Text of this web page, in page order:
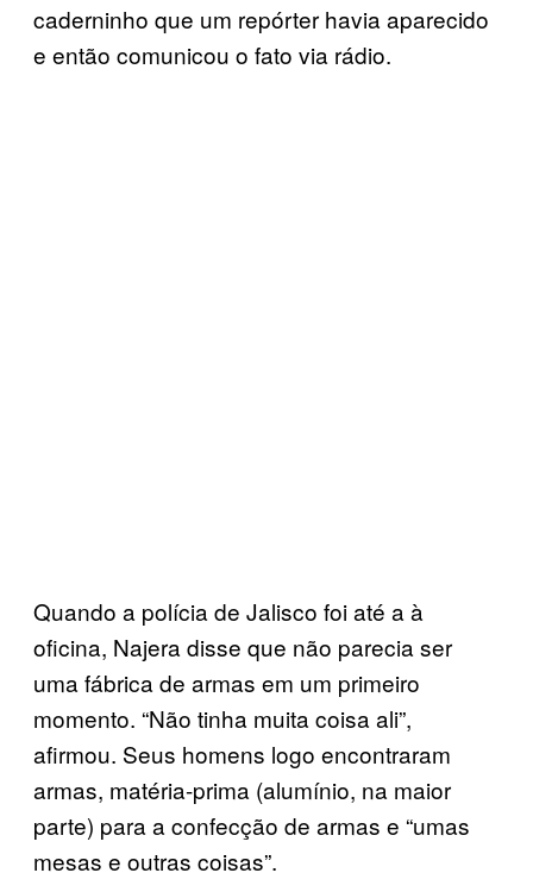
caderninho que um repórter havia aparecido
e então comunicou o fato via rádio.
Quando a polícia de Jalisco foi até a à
oficina, Najera disse que não parecia ser
uma fábrica de armas em um primeiro
momento. “Não tinha muita coisa ali”,
afirmou. Seus homens logo encontraram
armas, matéria-prima (alumínio, na maior
parte) para a confecção de armas e “umas
mesas e outras coisas”.